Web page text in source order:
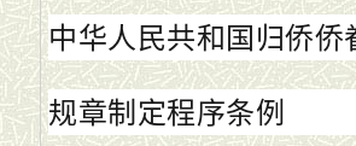
中华人民共和国归侨
规章制定程序条例